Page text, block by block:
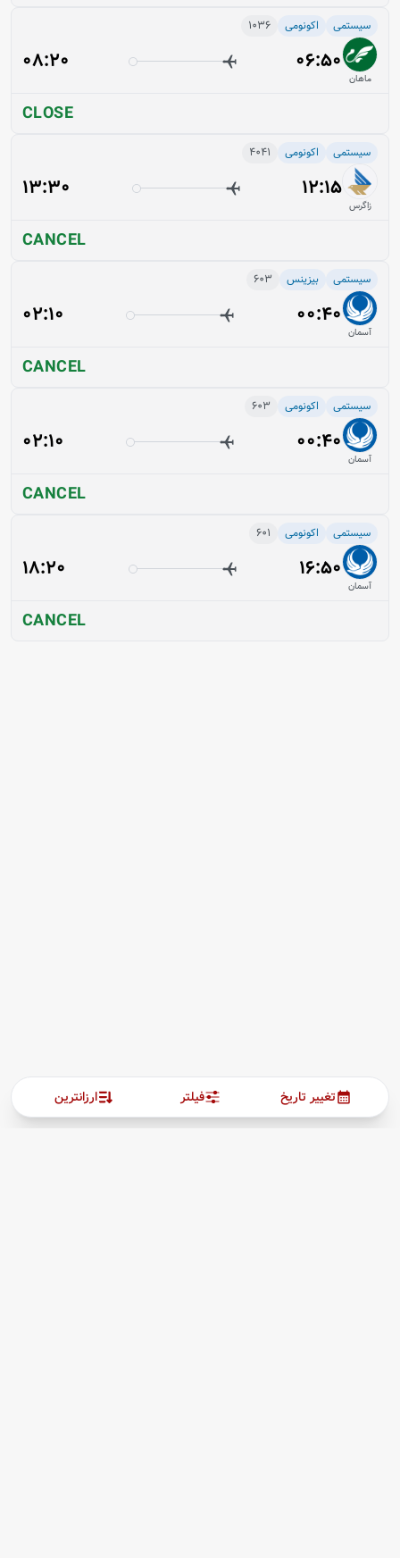
سیستمی اکونومی 4041
زاگرس
12:15
13:30
CANCEL
سیستمی بیزینس 603
آسمان
00:40
02:10
CANCEL
سیستمی اکونومی 603
آسمان
00:40
02:10
CANCEL
سیستمی اکونومی 601
آسمان
16:50
18:20
CANCEL
سیستمی اکونومی 1036
ماهان
06:50
08:20
CLOSE
ارزانترین فیلتر تغییر تاریخ